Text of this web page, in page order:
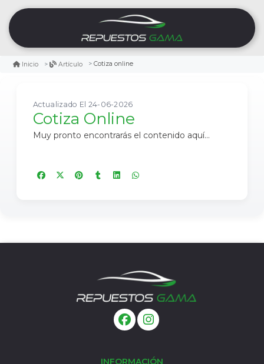
Inicio Artículo Cotiza online
Actualizado El 24-06-2026
Cotiza Online
Muy pronto encontrarás el contenido aquí...
INFORMACIÓN